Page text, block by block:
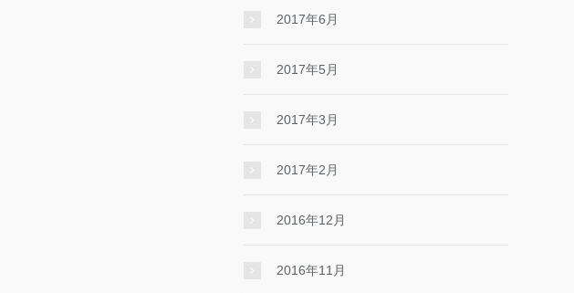
2017年6月
2017年5月
2017年3月
2017年2月
2016年12月
2016年11月